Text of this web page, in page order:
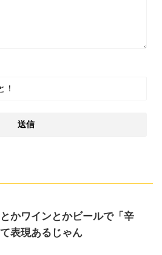
かワインとかビールで「辛
表現あるじゃん